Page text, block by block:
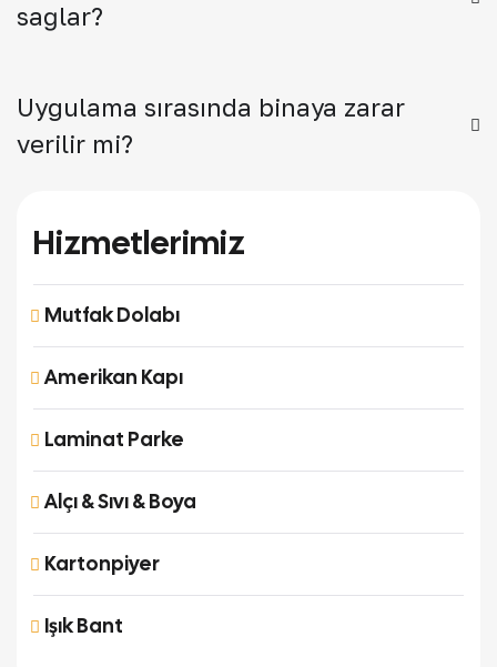
sağlar?
Uygulama sırasında binaya zarar
verilir mi?
Hizmetlerimiz
Mutfak Dolabı
Amerikan Kapı
Laminat Parke
Alçı & Sıvı & Boya
Kartonpiyer
Işık Bant